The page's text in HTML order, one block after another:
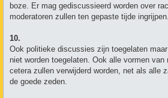
boze. Er mag gediscussieerd worden over
moderatoren zullen ten gepaste tijde ingrijpen.
10.
Ook politieke discussies zijn toegelaten
niet worden toegelaten. Ook alle vormen van
cetera zullen verwijderd worden, net als alle
de goede zeden.